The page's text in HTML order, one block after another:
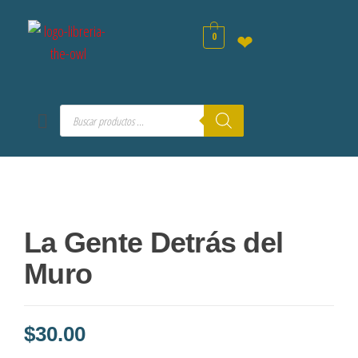
0 ❤
La Gente Detrás del
Muro
$30.00